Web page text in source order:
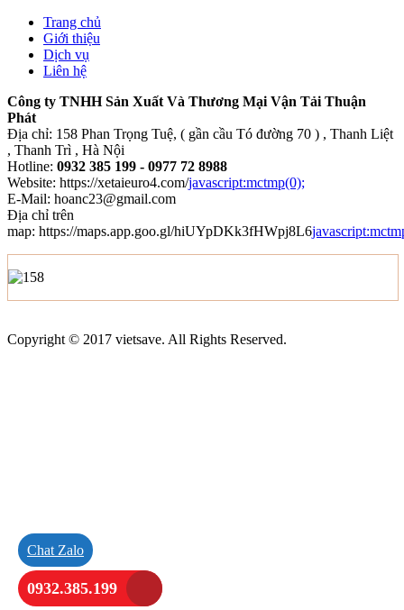
Trang chủ
Giới thiệu
Dịch vụ
Liên hệ
Công ty TNHH Sản Xuất Và Thương Mại Vận Tải Thuận
Phát
Địa chỉ: 158 Phan Trọng Tuệ, ( gần cầu Tó đường 70 ) , Thanh Liệt
, Thanh Trì , Hà Nội
Hotline: 0932 385 199 - 0977 72 8988
Website: https://xetaieuro4.com/javascript:mctmp(0);
E-Mail: hoanc23@gmail.com
Địa chỉ trên
map: https://maps.app.goo.gl/hiUYpDKk3fHWpj8L6
Copyright © 2017 vietsave. All Rights Reserved.
Chat Zalo
0932.385.199